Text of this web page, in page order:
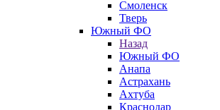
Смоленск
Тверь
Южный ФО
Назад
Южный ФО
Анапа
Астрахань
Ахтуба
Краснодар